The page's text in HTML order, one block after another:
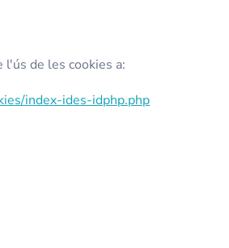
de les cookies a:
index-ides-idphp.php